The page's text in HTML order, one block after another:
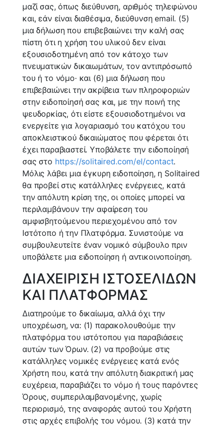
μαζί σας, όπως διεύθυνση, αριθμός τηλεφώνου
και, εάν είναι διαθέσιμα, διεύθυνση email. (5)
μια δήλωση που επιβεβαιώνει την καλή σας
πίστη ότι η χρήση του υλικού δεν είναι
εξουσιοδοτημένη από τον κάτοχο των
πνευματικών δικαιωμάτων, τον αντιπρόσωπό
του ή το νόμο· και (6) μια δήλωση που
επιβεβαιώνει την ακρίβεια των πληροφοριών
στην ειδοποίησή σας και, με την ποινή της
ψευδορκίας, ότι είστε εξουσιοδοτημένοι να
ενεργείτε για λογαριασμό του κατόχου του
αποκλειστικού δικαιώματος που φέρεται ότι
έχει παραβιαστεί. Υποβάλετε την ειδοποίησή
σας στο https://solitaired.com/el/contact.
Μόλις λάβει μια έγκυρη ειδοποίηση, η Solitaired
θα προβεί στις κατάλληλες ενέργειες, κατά
την απόλυτη κρίση της, οι οποίες μπορεί να
περιλαμβάνουν την αφαίρεση του
αμφισβητούμενου περιεχομένου από τον
Ιστότοπο ή την Πλατφόρμα. Συνιστούμε να
συμβουλευτείτε έναν νομικό σύμβουλο πριν
υποβάλετε μια ειδοποίηση ή αντικοινοποίηση.
ΔΙΑΧΕΙΡΙΣΗ ΙΣΤΟΣΕΛΙΔΩΝ
ΚΑΙ ΠΛΑΤΦΟΡΜΑΣ
Διατηρούμε το δικαίωμα, αλλά όχι την
υποχρέωση, να: (1) παρακολουθούμε την
πλατφόρμα του ιστότοπου για παραβιάσεις
αυτών των Όρων. (2) να προβούμε στις
κατάλληλες νομικές ενέργειες κατά ενός
Χρήστη που, κατά την απόλυτη διακριτική μας
ευχέρεια, παραβιάζει το νόμο ή τους παρόντες
Όρους, συμπεριλαμβανομένης, χωρίς
περιορισμό, της αναφοράς αυτού του Χρήστη
στις αρχές επιβολής του νόμου. (3) κατά την